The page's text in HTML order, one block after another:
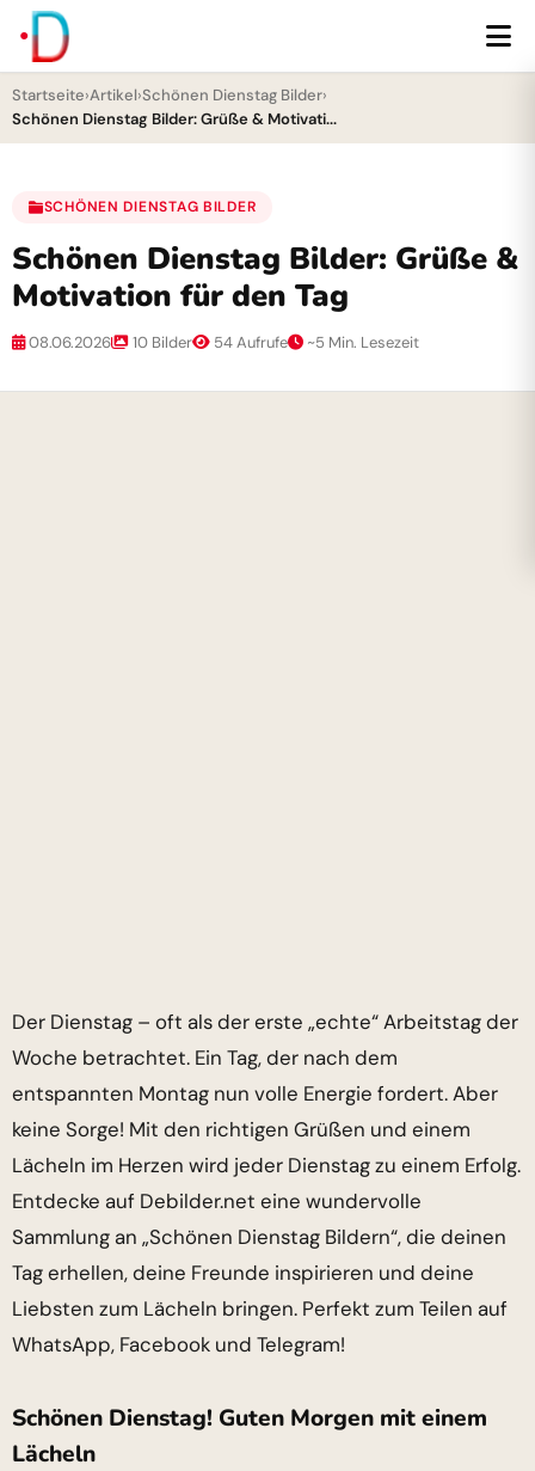
Startseite›Artikel›Schönen Dienstag Bilder›
Schönen Dienstag Bilder: Grüße & Motivati...
SCHÖNEN DIENSTAG BILDER
Schönen Dienstag Bilder: Grüße &
Motivation für den Tag
08.06.2026 10 Bilder 54 Aufrufe ~5 Min. Lesezeit
Der Dienstag – oft als der erste „echte“ Arbeitstag der
Woche betrachtet. Ein Tag, der nach dem
entspannten Montag nun volle Energie fordert. Aber
keine Sorge! Mit den richtigen Grüßen und einem
Lächeln im Herzen wird jeder Dienstag zu einem Erfolg.
Entdecke auf Debilder.net eine wundervolle
Sammlung an „Schönen Dienstag Bildern“, die deinen
Tag erhellen, deine Freunde inspirieren und deine
Liebsten zum Lächeln bringen. Perfekt zum Teilen auf
WhatsApp, Facebook und Telegram!
Schönen Dienstag! Guten Morgen mit einem
Lächeln